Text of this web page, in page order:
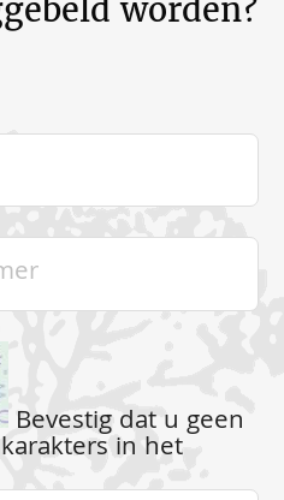
worden?
Bevestig dat u geen
in het